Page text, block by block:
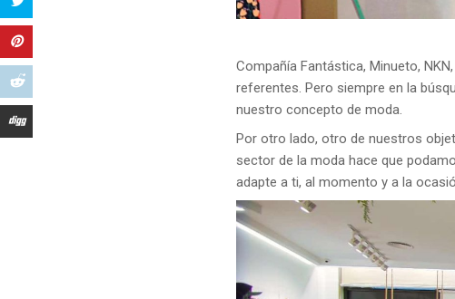
Compañía Fantástica, Minueto,
referentes. Pero siempre en la
nuestro concepto de moda.
Por otro lado, otro de nuestros
sector de la moda hace que
adapte a ti, al momento y a la